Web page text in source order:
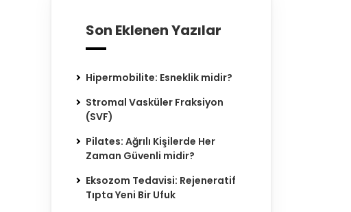
Son Eklenen Yazılar
Hipermobilite: Esneklik midir?
Stromal Vasküler Fraksiyon
(SVF)
Pilates: Ağrılı Kişilerde Her
Zaman Güvenli midir?
Eksozom Tedavisi: Rejeneratif
Tıpta Yeni Bir Ufuk